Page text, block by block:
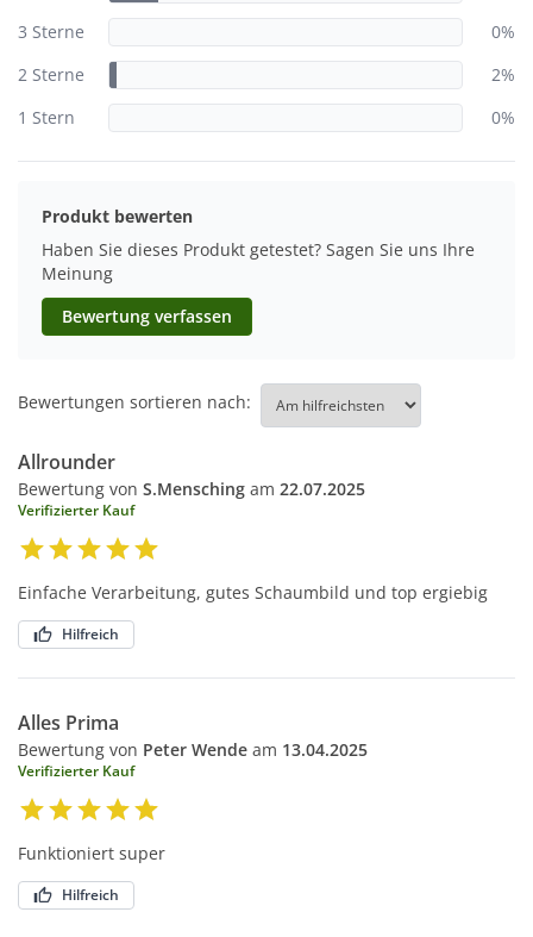
3 Sterne
0%
2 Sterne
2%
1 Stern
0%
Produkt bewerten
Haben Sie dieses Produkt getestet? Sagen Sie uns Ihre
Meinung
Bewertung verfassen
Bewertungen sortieren nach:
Allrounder
Bewertung von S.Mensching am 22.07.2025
Verifizierter Kauf
Einfache Verarbeitung, gutes Schaumbild und top ergiebig
Hilfreich
Alles Prima
Bewertung von Peter Wende am 13.04.2025
Verifizierter Kauf
Funktioniert super
Hilfreich